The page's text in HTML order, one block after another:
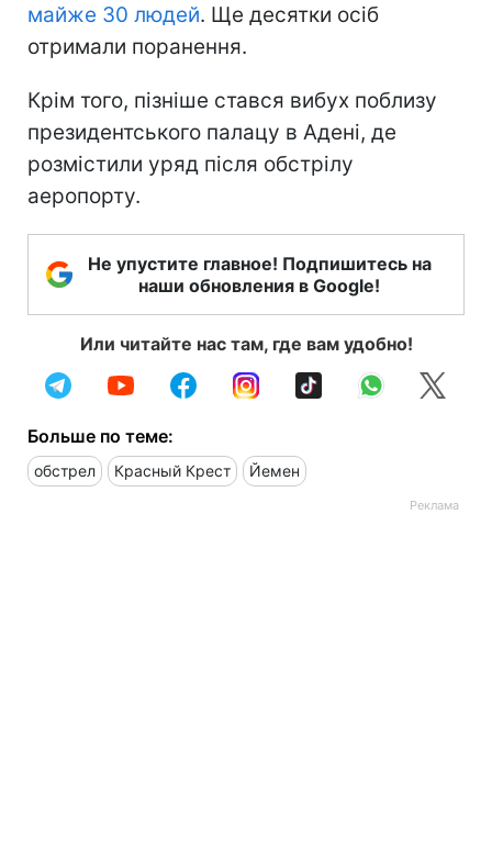
майже 30 людей. Ще десятки осіб
отримали поранення.
Крім того, пізніше стався вибух поблизу
президентського палацу в Адені, де
розмістили уряд після обстрілу
аеропорту.
Не упустите главное! Подпишитесь на
наши обновления в Google!
Или читайте нас там, где вам удобно!
Больше по теме:
обстрел Красный Крест Йемен